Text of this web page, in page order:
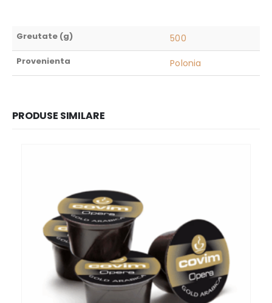
Greutate (g) 500
Provenienta Polonia
PRODUSE SIMILARE